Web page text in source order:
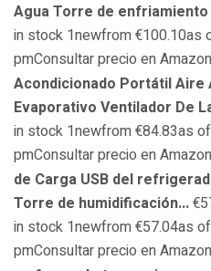
Agua Torre de enfriamiento
in stock 1newfrom €100.10as
pmConsultar precio en Amazon
Acondicionado Portátil Aire
Evaporativo Ventilador De
in stock 1newfrom €84.83as
pmConsultar precio en Amazon
de Carga USB del
Torre de humidificación...
in stock 1newfrom €57.04as
pmConsultar precio en Amazon